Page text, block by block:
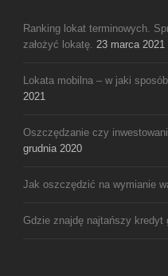
Ranking lokat terminowych.
założyć lokatę. 23 marca 2021
Lokata mobilna – w jaki
2021
Oszczędzanie czy
grudnia 2020
Jak oszczędzić na wymianie
Gdzie znajdę najtańszy kredyt